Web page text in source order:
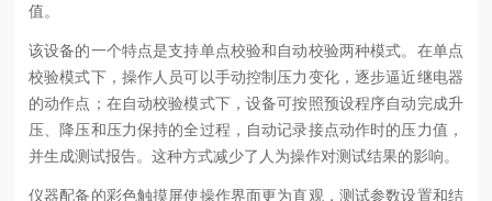
值。
该设备的一个特点是支持单点校验和自动校验两种模式。在单点
校验模式下，操作人员可以手动控制压力变化，逐步逼近继电器
的动作点；在自动校验模式下，设备可按照预设程序自动完成升
压、降压和压力保持的全过程，自动记录接点动作时的压力值，
并生成测试报告。这种方式减少了人为操作对测试结果的影响。
仪器配备的彩色触摸屏使操作界面更为直观，测试参数设置和结